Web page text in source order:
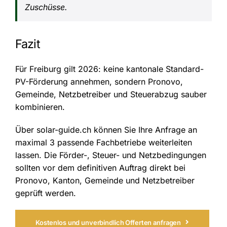
Zuschüsse.
Fazit
Für Freiburg gilt 2026: keine kantonale Standard-
PV-Förderung annehmen, sondern Pronovo,
Gemeinde, Netzbetreiber und Steuerabzug sauber
kombinieren.
Über solar-guide.ch können Sie Ihre Anfrage an
maximal 3 passende Fachbetriebe weiterleiten
lassen. Die Förder-, Steuer- und Netzbedingungen
sollten vor dem definitiven Auftrag direkt bei
Pronovo, Kanton, Gemeinde und Netzbetreiber
geprüft werden.
Kostenlos und unverbindlich Offerten anfragen